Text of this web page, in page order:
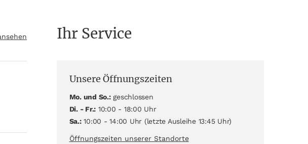
Ihr Service
Unsere Öffnungszeiten
Mo. und So.:geschlossen
Di. - Fr.: 10:00 - 18:00 Uhr
Sa.:10:00 - 14:00 Uhr (letzte Ausleihe 13:45 Uhr)
Öffnungszeiten unserer Standorte